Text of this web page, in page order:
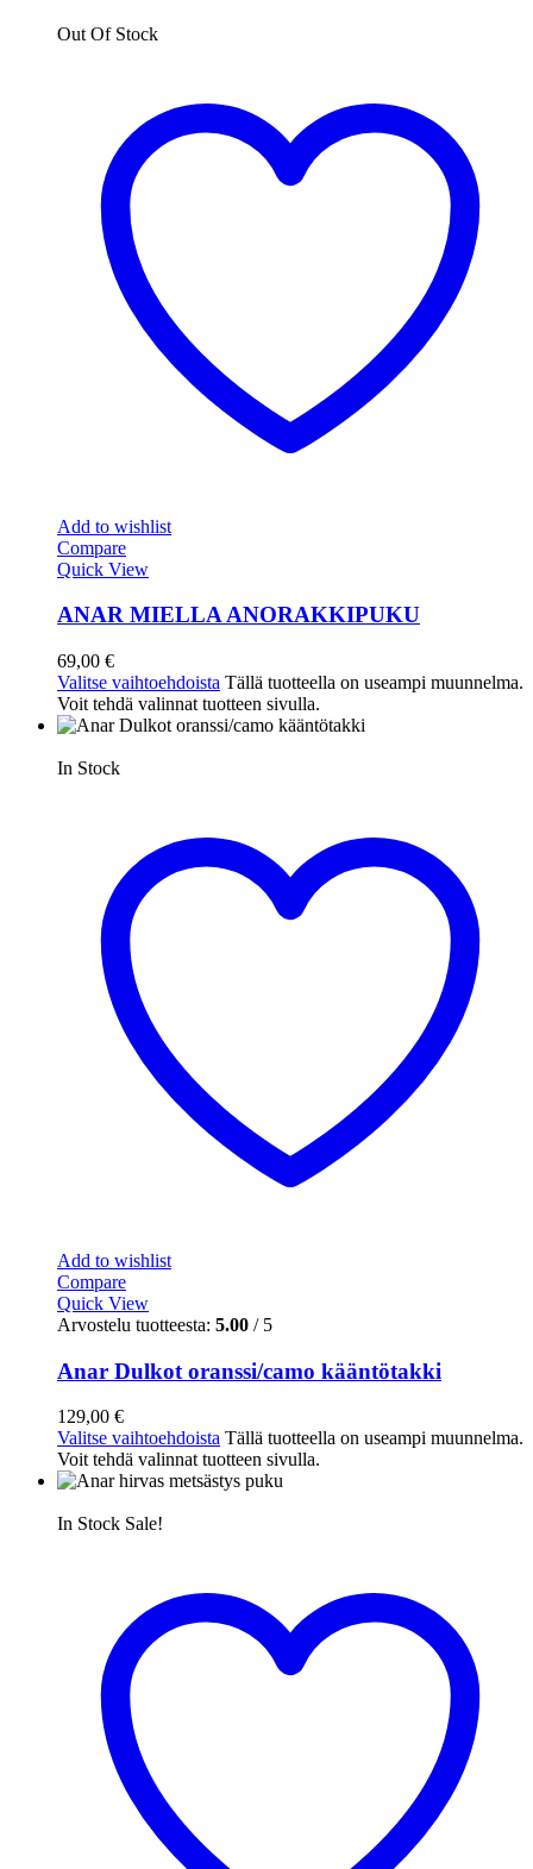
Out Of Stock
Add to wishlist
Compare
Quick View
ANAR MIELLA ANORAKKIPUKU
69,00 €
Valitse vaihtoehdoista Tällä tuotteella on useampi muunnelma.
Voit tehdä valinnat tuotteen sivulla.
In Stock
Add to wishlist
Compare
Quick View
Arvostelu tuotteesta: 5.00 / 5
Anar Dulkot oranssi/camo kääntötakki
129,00 €
Valitse vaihtoehdoista Tällä tuotteella on useampi muunnelma.
Voit tehdä valinnat tuotteen sivulla.
In Stock Sale!